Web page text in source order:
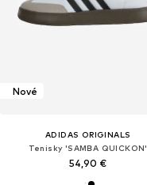
Nové
ADIDAS ORIGINALS
Tenisky 'SAMBA QUICKON'
54,90 €